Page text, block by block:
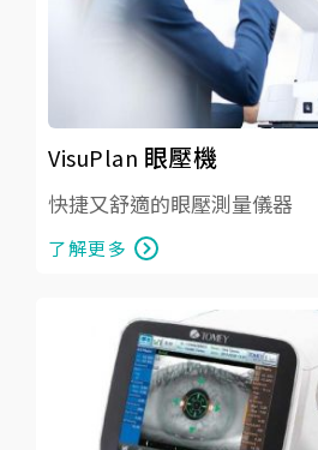
VisuPlan 眼壓機
快捷又舒適的眼壓測量儀器
了解更多